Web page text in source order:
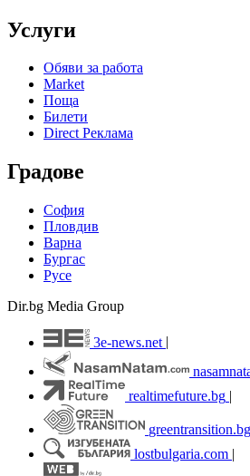
Услуги
Обяви за работа
Market
Поща
Билети
Direct Реклама
Градове
София
Пловдив
Варна
Бургас
Русе
Dir.bg Media Group
3e-news.net
realtimefuture.bg |
greentransition.bg
lostbulgaria.com |